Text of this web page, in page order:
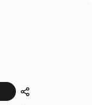
Teilen